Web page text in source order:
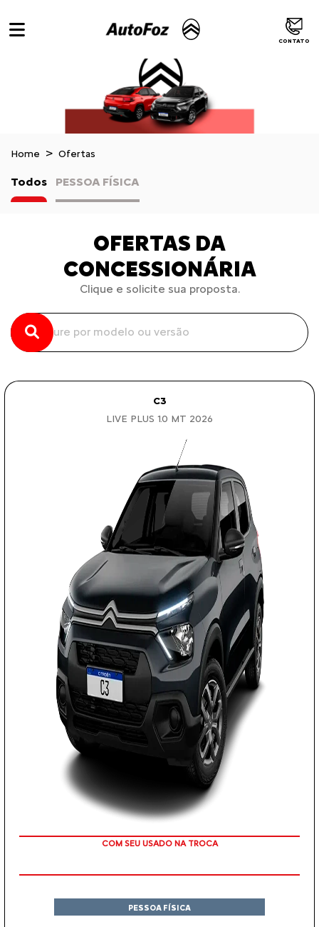
CONTATO
Home Ofertas
Todos PESSOA FÍSICA
OFERTAS DA
CONCESSIONÁRIA
Clique e solicite sua proposta.
C3
LIVE PLUS 1.0 MT 2026
COM SEU USADO NA TROCA
PESSOA FÍSICA